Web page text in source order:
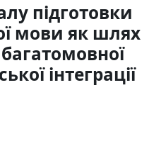
підготовки
мови як шлях
інтеграції